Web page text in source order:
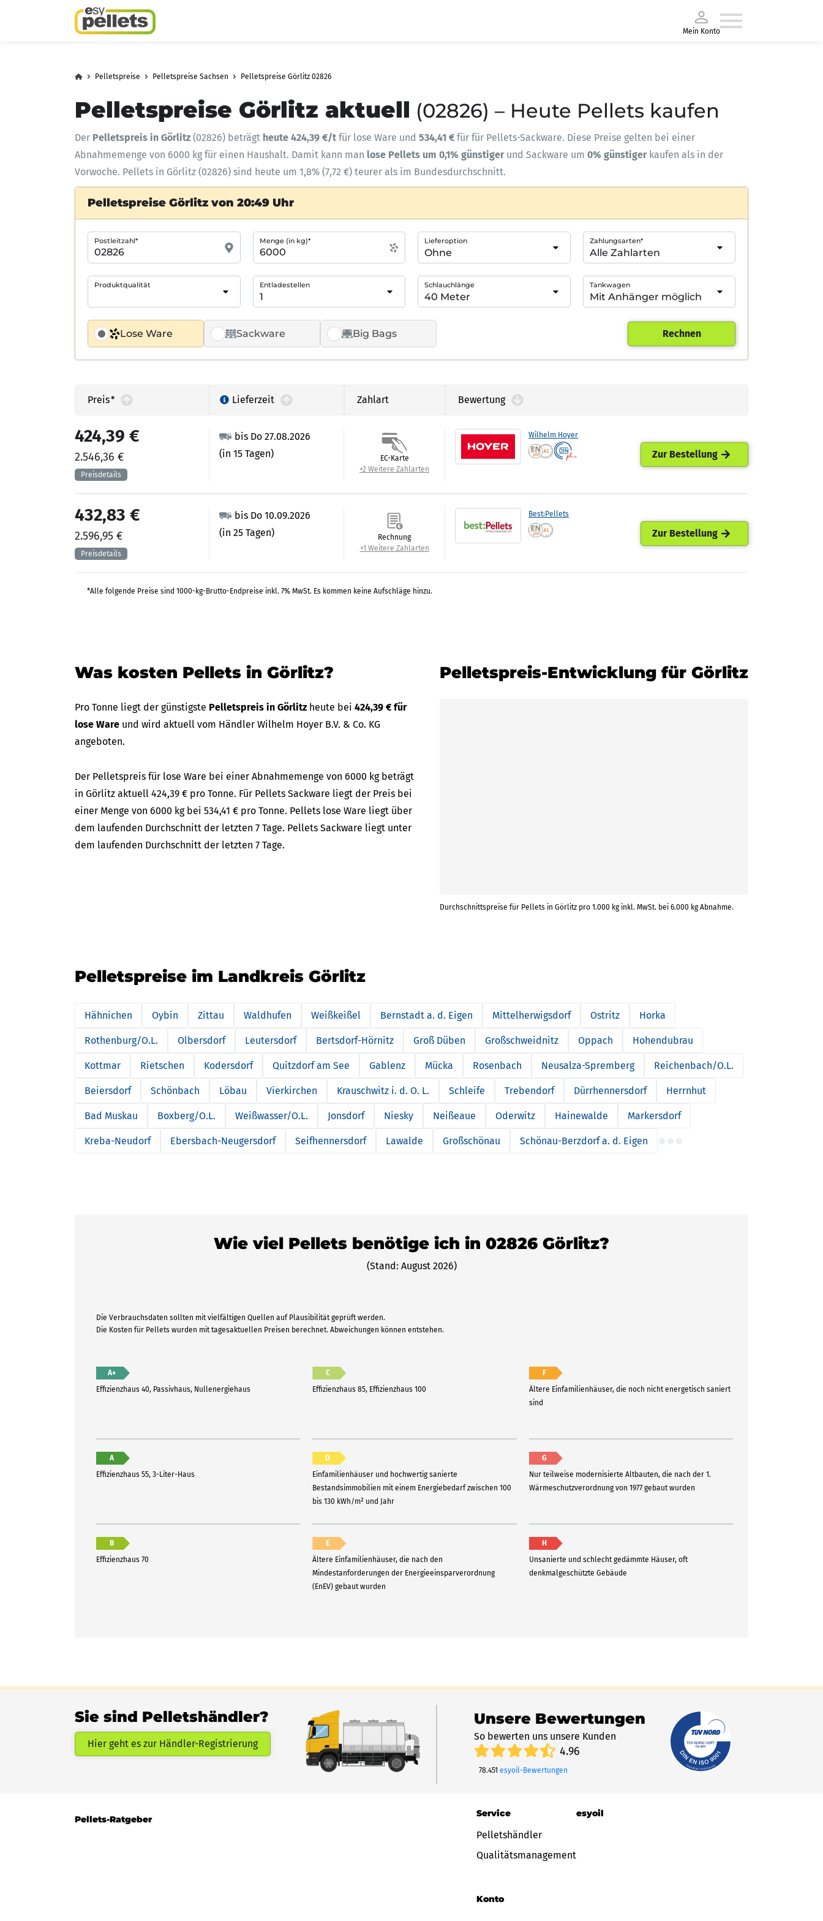
Mein Konto
Pelletspreise Pelletspreise Sachsen Pelletspreise Görlitz 02826
Pelletspreise Görlitz aktuell (02826) – Heute Pellets kaufen
Der Pelletspreis in Görlitz (02826) beträgt heute 424,39 €/t für lose Ware und 534,41 € für für Pellets-Sackware. Diese Preise gelten bei einer
Abnahmemenge von 6000 kg für einen Haushalt. Damit kann man lose Pellets um 0,1% günstiger und Sackware um 0% günstigerkaufen als in der
Vorwoche. Pellets in Görlitz (02826) sind heute um 1,8% (7,72 €) teurer als im Bundesdurchschnitt.
Pelletspreise Görlitz von 20:49 Uhr
Lose Ware Sackware Big Bags
Postleitzahl* Menge (in kg)* Lieferoption Zahlungsarten*
Produktqualität Entladestellen Schlauchlänge Tankwagen
Rechnen
Preis* Lieferzeit Zahlart Bewertung
Wilhelm Hoyer
bis Do 27.08.2026
(in 15 Tagen)
424,39 €
2.546,36 €
EC-Karte
+2 Weitere Zahlarten
Zur Bestellung
Best:Pellets
bis Do 10.09.2026
(in 25 Tagen)
432,83 €
2.596,95 €
Rechnung
+1 Weitere Zahlarten
Zur Bestellung
*Alle folgende Preise sind 1000-kg-Brutto-Endpreise inkl. 7% MwSt. Es kommen keine Aufschläge hinzu.
Was kosten Pellets in Görlitz?
Pro Tonne liegt der günstigste Pelletspreis in Görlitz heute bei 424,39 € für
lose Ware und wird aktuell vom Händler Wilhelm Hoyer B.V. & Co. KG
angeboten.
Der Pelletspreis für lose Ware bei einer Abnahmemenge von 6000 kg beträgt
in Görlitz aktuell 424,39 € pro Tonne. Für Pellets Sackware liegt der Preis bei
einer Menge von 6000 kg bei 534,41 € pro Tonne. Pellets lose Ware liegt über
dem laufenden Durchschnitt der letzten 7 Tage. Pellets Sackware liegt unter
dem laufenden Durchschnitt der letzten 7 Tage.
Pelletspreis-Entwicklung für Görlitz
Durchschnittspreise für Pellets in Görlitz pro 1.000 kg inkl. MwSt. bei 6.000 kg Abnahme.
Pelletspreise im Landkreis Görlitz
Hähnichen Oybin Zittau Waldhufen Weißkeißel Bernstadt a. d. Eigen Mittelherwigsdorf Ostritz Horka
Rothenburg/O.L. Olbersdorf Leutersdorf Bertsdorf-Hörnitz Groß Düben Großschweidnitz Oppach Hohendubrau
Kottmar Rietschen Kodersdorf Quitzdorf am See Gablenz Mücka Rosenbach Neusalza-Spremberg Reichenbach/O.L.
Beiersdorf Schönbach Löbau Vierkirchen Krauschwitz i. d. O. L. Schleife Trebendorf Dürrhennersdorf Herrnhut
Bad Muskau Boxberg/O.L. Weißwasser/O.L. Jonsdorf Niesky Neißeaue Oderwitz Hainewalde Markersdorf
Kreba-Neudorf Ebersbach-Neugersdorf Seifhennersdorf Lawalde Großschönau Schönau-Berzdorf a. d. Eigen
Wie viel Pellets benötige ich in 02826 Görlitz?
(Stand: August 2026)
Die Verbrauchsdaten sollten mit vielfältigen Quellen auf Plausibilität geprüft werden.
Die Kosten für Pellets wurden mit tagesaktuellen Preisen berechnet. Abweichungen können entstehen.
A+
Effizienzhaus 40, Passivhaus, Nullenergiehaus
A
Effizienzhaus 55, 3-Liter-Haus
B
Effizienzhaus 70
C
Effizienzhaus 85, Effizienzhaus 100
D
Einfamilienhäuser und hochwertig sanierte
Bestandsimmobilien mit einem Energiebedarf zwischen 100
bis 130 kWh/m² und Jahr
E
Ältere Einfamilienhäuser, die nach den
Mindestanforderungen der Energieeinsparverordnung
(EnEV) gebaut wurden
F
Ältere Einfamilienhäuser, die noch nicht energetisch saniert
sind
G
Nur teilweise modernisierte Altbauten, die nach der 1.
Wärmeschutzverordnung von 1977 gebaut wurden
H
Unsanierte und schlecht gedämmte Häuser, oft
denkmalgeschützte Gebäude
Sie sind Pelletshändler?
Hier geht es zur Händler-Registrierung
Unsere Bewertungen
So bewerten uns unsere Kunden
4.96
78.451 esyoil-Bewertungen
Pellets-Ratgeber
Service
Pelletshändler
Qualitätsmanagement
Konto
esyoil